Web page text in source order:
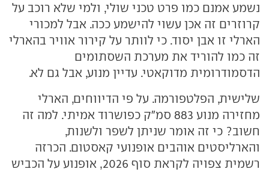
נשמע אמנם כמו פרט טכני שולי, ולמי שלא רוכב על
קרוזרים זה אכן עשוי להישמע ככה. אבל למכורי
הארלי זו אבן יסוד. כי לוותר על קירור אוויר בהארלי
זה כמו להוריד את מערכת השסתומים
הדסמודרומית מדוקאטי. עדיין מנוע, אבל גם לא.
שלישית, הפלטפורמה. על פי הדיווחים, הארלי
מחזירה מנוע 883 סמ"ק כפושרוד אמיתי. למה זה
חשוב? כי זה אומר שניתן לשפר ולשנות,
והארליסטים אוהבים אופנועי קאסטום. הכרזה
רשמית צפויה לקראת סוף 2026, אופנוע על הכביש